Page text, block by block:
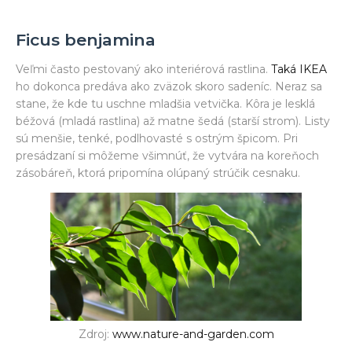
Ficus benjamina
Veľmi často pestovaný ako interiérová rastlina. Taká IKEA
ho dokonca predáva ako zväzok skoro sadeníc. Neraz sa
stane, že kde tu uschne mladšia vetvička. Kôra je lesklá
béžová (mladá rastlina) až matne šedá (starší strom). Listy
sú menšie, tenké, podlhovasté s ostrým špicom. Pri
presádzaní si môžeme všimnúť, že vytvára na koreňoch
zásobáreň, ktorá pripomína olúpaný strúčik cesnaku.
Zdroj: www.nature-and-garden.com